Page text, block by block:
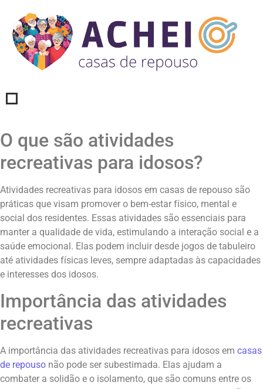
O que são atividades
recreativas para idosos?
Atividades recreativas para idosos em casas de repouso são
práticas que visam promover o bem-estar físico, mental e
social dos residentes. Essas atividades são essenciais para
manter a qualidade de vida, estimulando a interação social e a
saúde emocional. Elas podem incluir desde jogos de tabuleiro
até atividades físicas leves, sempre adaptadas às capacidades
e interesses dos idosos.
Importância das atividades
recreativas
A importância das atividades recreativas para idosos em casas
de repouso não pode ser subestimada. Elas ajudam a
combater a solidão e o isolamento, que são comuns entre os